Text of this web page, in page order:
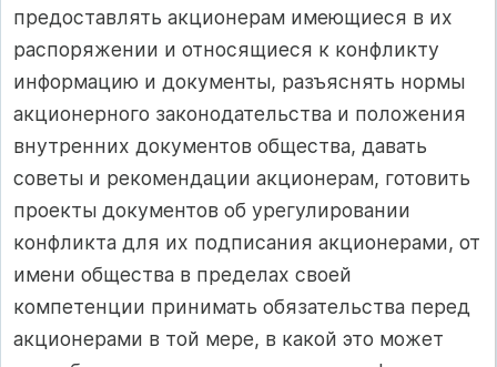
предоставлять акционерам имеющиеся в их
распоряжении и относящиеся к конфликту
информацию и документы, разъяснять нормы
акционерного законодательства и положения
внутренних документов общества, давать
советы и рекомендации акционерам, готовить
проекты документов об урегулировании
конфликта для их подписания акционерами, от
имени общества в пределах своей
компетенции принимать обязательства перед
акционерами в той мере, в какой это может